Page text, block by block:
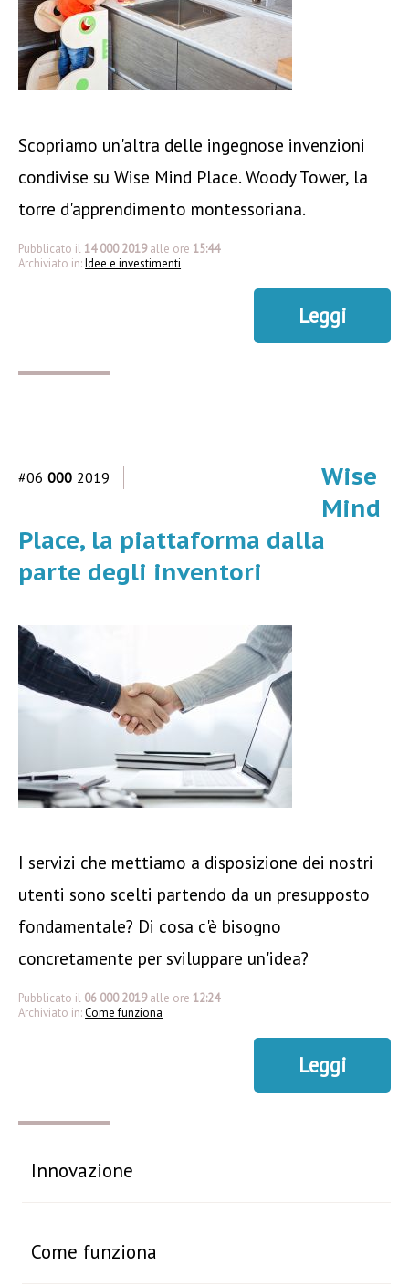
Scopriamo un'altra delle ingegnose invenzioni
condivise su Wise Mind Place. Woody Tower, la
torre d'apprendimento montessoriana.
Pubblicato il 14 000 2019 alle ore 15:44
Archiviato in:Idee e investimenti
Leggi
#06 000 2019
Wise
Mind
Place, la piattaforma dalla
parte degli inventori
I servizi che mettiamo a disposizione dei nostri
utenti sono scelti partendo da un presupposto
fondamentale? Di cosa c'è bisogno
concretamente per sviluppare un'idea?
Pubblicato il 06 000 2019 alle ore 12:24
Archiviato in:Come funziona
Leggi
Innovazione
Come funziona